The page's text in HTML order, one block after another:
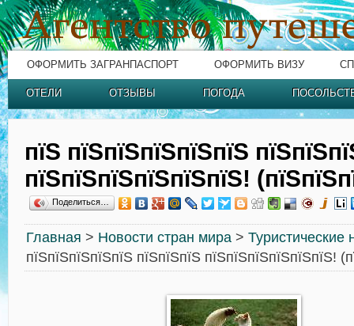
ОФОРМИТЬ ЗАГРАНПАСПОРТ ОФОРМИТЬ ВИЗУ
ОТЕЛИ ОТЗЫВЫ ПОГОДА
пїЅ пїЅпїЅпїЅпїЅпїЅ
пїЅпїЅпїЅпїЅпїЅпїЅ!
Поделиться…
Главная > Новости стран мира > Туристические
пїЅпїЅпїЅпїЅпїЅ пїЅпїЅпїЅ пїЅпїЅпїЅпїЅпїЅпїЅ!